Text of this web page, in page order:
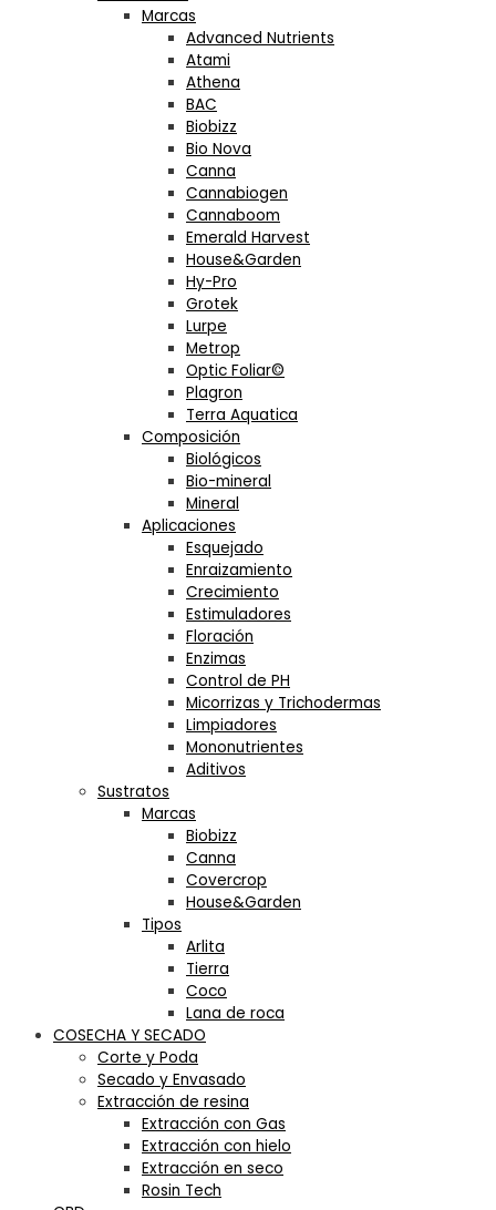
Marcas
Advanced Nutrients
Atami
Athena
BAC
Biobizz
Bio Nova
Canna
Cannabiogen
Cannaboom
Emerald Harvest
House&Garden
Hy-Pro
Grotek
Lurpe
Metrop
Optic Foliar©
Plagron
Terra Aquatica
Composición
Biológicos
Bio-mineral
Mineral
Aplicaciones
Esquejado
Enraizamiento
Crecimiento
Estimuladores
Floración
Enzimas
Control de PH
Micorrizas y Trichodermas
Limpiadores
Mononutrientes
Aditivos
Sustratos
Marcas
Biobizz
Canna
Covercrop
House&Garden
Tipos
Arlita
Tierra
Coco
Lana de roca
COSECHA Y SECADO
Corte y Poda
Secado y Envasado
Extracción de resina
Extracción con Gas
Extracción con hielo
Extracción en seco
Rosin Tech